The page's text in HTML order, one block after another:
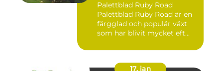
Palettblad Ruby Road
Palettblad Ruby Road är en
färgglad och populär växt
som har blivit mycket eft...
17. jan